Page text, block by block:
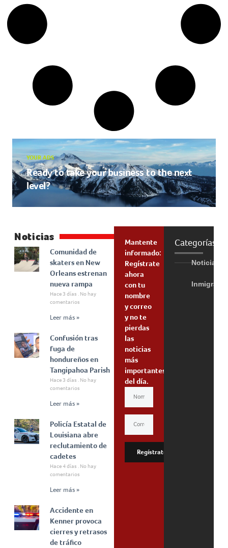
YOUR ADS
Ready to take your business to the next
level?
Noticias
Comunidad de
skaters en New
Orleans estrenan
nueva rampa
Hace 3 días
No hay
comentarios
Leer más »
Confusión tras
fuga de
hondureños en
Tangipahoa Parish
Hace 3 días
No hay
comentarios
Leer más »
Policía Estatal de
Louisiana abre
reclutamiento de
cadetes
Hace 4 días
No hay
comentarios
Leer más »
Accidente en
Kenner provoca
cierres y retrasos
de tráfico
Mantente
informado:
Regístrate
ahora
con tu
nombre
y correo
y no te
pierdas
las
noticias
más
importantes
del día.
Regístrate
Categorías
Noticias